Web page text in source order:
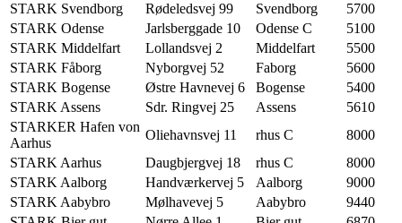
STARK Svendborg
Rødeledsvej 99 Svendborg
5700
STARK Odense
Jarlsberggade 10 Odense C
5100
STARK Middelfart
Lollandsvej 2 Middelfart
5500
STARK Fåborg
Nyborgvej 52 Faborg
5600
STARK Bogense
Østre Havnevej 6 Bogense
5400
STARK Assens
Sdr. Ringvej 25 Assens
5610
STARKER Hafen von
Aarhus
Oliehavnsvej 11 rhus C
8000
STARK Aarhus
Daugbjergvej 18 rhus C
8000
STARK Aalborg
Handværkervej 5 Aalborg
9000
STARK Aabybro
Mølhavevej 5 Aabybro
9440